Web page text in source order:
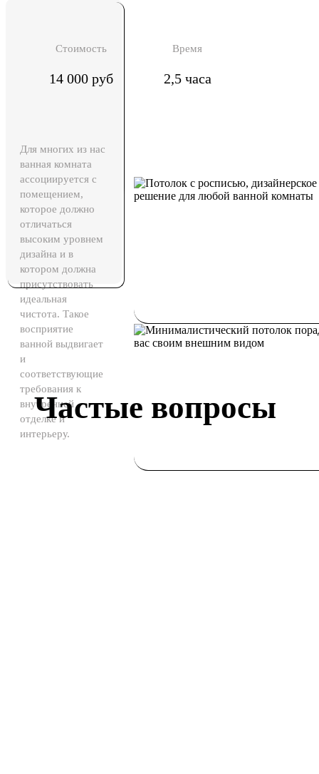
Стоимость Время
14 000 руб 2,5 часа
Для многих из нас
ванная комната
ассоциируется с
помещением,
которое должно
отличаться
высоким уровнем
дизайна и в
котором должна
присутствовать
идеальная
чистота. Такое
восприятие
ванной выдвигает
и
соответствующие
требования к
внутренней
отделке и
интерьеру.
Частые вопросы